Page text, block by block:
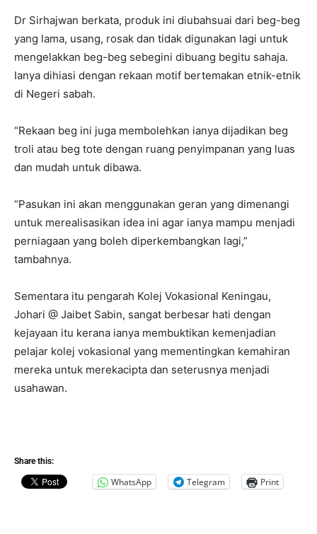
Dr Sirhajwan berkata, produk ini diubahsuai dari beg-beg
yang lama, usang, rosak dan tidak digunakan lagi untuk
mengelakkan beg-beg sebegini dibuang begitu sahaja.
Ianya dihiasi dengan rekaan motif bertemakan etnik-etnik
di Negeri sabah.
“Rekaan beg ini juga membolehkan ianya dijadikan beg
troli atau beg tote dengan ruang penyimpanan yang luas
dan mudah untuk dibawa.
“Pasukan ini akan menggunakan geran yang dimenangi
untuk merealisasikan idea ini agar ianya mampu menjadi
perniagaan yang boleh diperkembangkan lagi,”
tambahnya.
Sementara itu pengarah Kolej Vokasional Keningau,
Johari @ Jaibet Sabin, sangat berbesar hati dengan
kejayaan itu kerana ianya membuktikan kemenjadian
pelajar kolej vokasional yang mementingkan kemahiran
mereka untuk merekacipta dan seterusnya menjadi
usahawan.
Share this:
WhatsApp Telegram Print